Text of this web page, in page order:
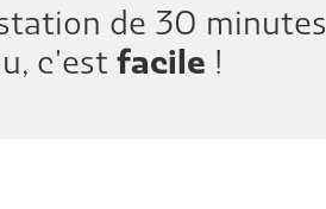
de 30 minutes
c'est facile !